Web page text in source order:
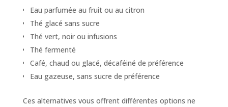
Eau parfumée au fruit ou au citron
Thé glacé sans sucre
Thé vert, noir ou infusions
Thé fermenté
Café, chaud ou glacé, décaféiné de préférence
Eau gazeuse, sans sucre de préférence
Ces alternatives vous offrent différentes options ne